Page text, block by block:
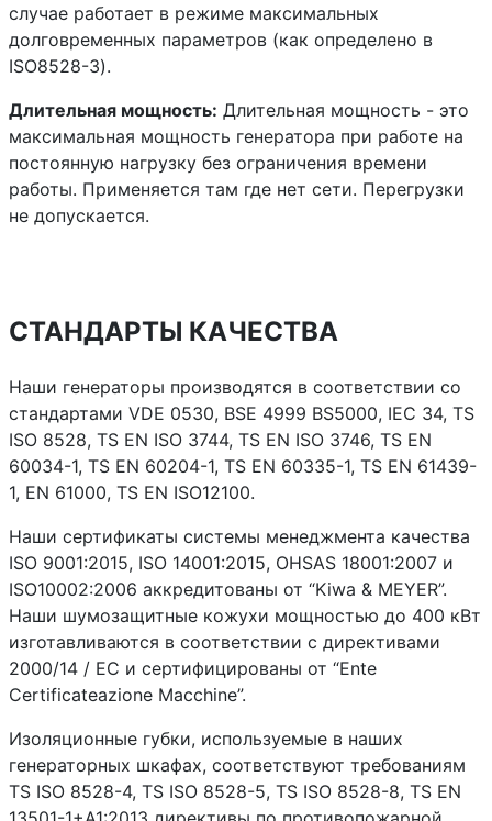
случае работает в режиме максимальных
долговременных параметров (как определено в
ISO8528-3).
Длительная мощность: Длительная мощность - это
максимальная мощность генератора при работе на
постоянную нагрузку без ограничения времени
работы. Применяется там где нет сети. Перегрузки
не допускается.
СТАНДАРТЫ КАЧЕСТВА
Наши генераторы производятся в соответствии со
стандартами VDE 0530, BSE 4999 BS5000, IEC 34, TS
ISO 8528, TS EN ISO 3744, TS EN ISO 3746, TS EN
60034-1, TS EN 60204-1, TS EN 60335-1, TS EN 61439-
1, EN 61000, TS EN ISO12100.
Наши сертификаты системы менеджмента качества
ISO 9001:2015, ISO 14001:2015, OHSAS 18001:2007 и
ISO10002:2006 аккредитованы от “Kiwa & MEYER”.
Наши шумозащитные кожухи мощностью до 400 кВт
изготавливаются в соответствии с директивами
2000/14 / EC и сертифицированы от “Ente
Certificateazione Macchine”.
Изоляционные губки, используемые в наших
генераторных шкафах, соответствуют требованиям
TS ISO 8528-4, TS ISO 8528-5, TS ISO 8528-8, TS EN